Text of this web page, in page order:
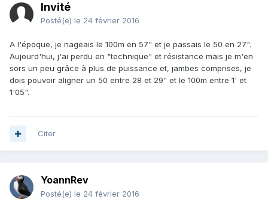
Invité
Posté(e) le 24 février 2016
A l'époque, je nageais le 100m en 57" et je passais le 50 en 27".
Aujourd'hui, j'ai perdu en "technique" et résistance mais je m'en
sors un peu grâce à plus de puissance et, jambes comprises, je
dois pouvoir aligner un 50 entre 28 et 29" et le 100m entre 1' et
1'05".
Citer
YoannRev
Posté(e) le 24 février 2016